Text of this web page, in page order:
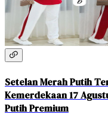
Setelan Merah Putih
Kemerdekaan 17
Putih Premium